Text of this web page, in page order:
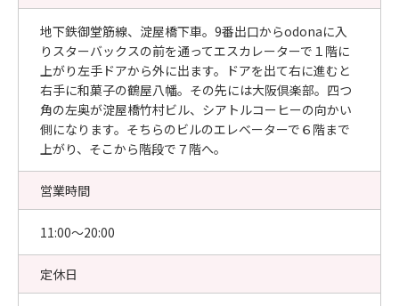
地下鉄御堂筋線、淀屋橋下車。9番出口からodonaに入
りスターバックスの前を通ってエスカレーターで１階に
上がり左手ドアから外に出ます。ドアを出て右に進むと
右手に和菓子の鶴屋八幡。その先には大阪倶楽部。四つ
角の左奥が淀屋橋竹村ビル、シアトルコーヒーの向かい
側になります。そちらのビルのエレベーターで６階まで
上がり、そこから階段で７階へ。
営業時間
11:00〜20:00
定休日